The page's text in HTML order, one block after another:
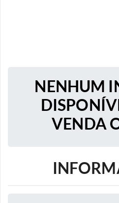
NENHUM
VENDA